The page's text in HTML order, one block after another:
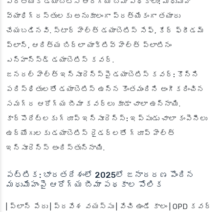
వ్యాధిగ్రస్తులకు అనుకూలంగా ప్రత్యేకంగా తయారు
చేయబడినవి. స్టార్ హెల్త్ డయాబెటిస్ సేఫ్, కేర్ ఫ్రీడమ్
ప్లాన్, ఆదిత్య బిర్లా యాక్టివ్ హెల్త్ ప్లాటినం
ఎన్‌హాన్స్‌డ్ డయాబెటిస్ కవర్.
జనరల్ హెల్త్ ఇన్సూరెన్స్‌పై డయాబెటిస్ కవర్: కొన్ని
పరిస్థితులతో డయాబెటిస్ ఉన్న కొంతమందిని అంగీకరించిన
సమగ్ర ఆరోగ్య బీమా కవర్లు కూడా చాలా ఉన్నాయి.
కార్పొరేట్లకు గ్రూప్ ఇన్సూరెన్స్: ఇప్పుడు చాలా కంపెనీలు
ఉద్యోగులకు డయాబెటిస్ రైడర్లతో గ్రూప్ హెల్త్
ఇన్సూరెన్స్ అందిస్తున్నాయి.
పట్టిక: భారతదేశంలో 2025లో జనాదరణ పొందిన
మధుమేహంపై ఆరోగ్య బీమా పథకాల పోలిక
| ప్లాన్ పేరు | ప్రవేశ వయస్సు | వేచి ఉండే కాలం | OPD కవర్